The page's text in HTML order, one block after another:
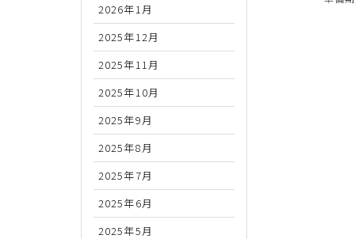
2026年1月
2025年12月
2025年11月
2025年10月
2025年9月
2025年8月
2025年7月
2025年6月
2025年5月